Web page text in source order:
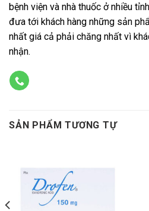
bệnh viện và nhà thuốc ở nhiều
đưa tới khách hàng những sản
nhất giá cả phải chăng nhất vì
nhận.
SẢN PHẨM TƯƠNG TỰ